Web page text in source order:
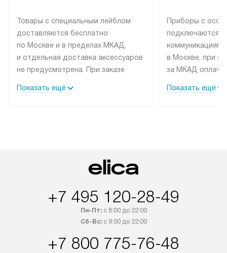
Товары с специальным лейблом
доставляются бесплатно
по Москве и в пределах МКАД,
и отдельная доставка аксессуаров
не предусмотрена. При заказе
рекомендуем обсудить
интересен товар «Под заказ»,
приобретения с менеджером сайта.
Товары с специальным лейблом
и отдельная доставка аксессуаров
Показать ещё
Приборы с
подключаются к
коммуникациям
в Москве, при
за МКАД
партнера
гарантию 1 год
работы и
и регулярное
Показать ещё
+7 495 120-28-49
Пн-Пт:с 8:00 до 22:00
Сб-Вс:с 9:00 до 22:00
+7 800 775-76-48